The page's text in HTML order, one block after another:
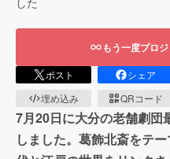
もう一度プロ
ポスト シェア
埋め込み
QRコード
7月20日に大分の老舗劇団
しました。葛飾北斎をテ